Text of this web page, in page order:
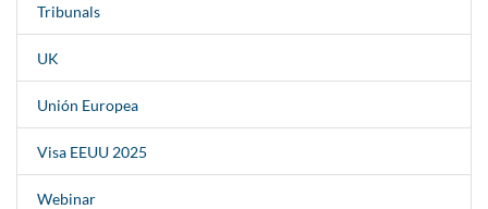
Tribunals
UK
Unión Europea
Visa EEUU 2025
Webinar